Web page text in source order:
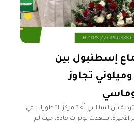
إسطنبول بين
وميلوني تجاوز
بأن ليبيا التي تُعدّ مركزَ التطورات في
شهدت توترات حادة، حيث لم